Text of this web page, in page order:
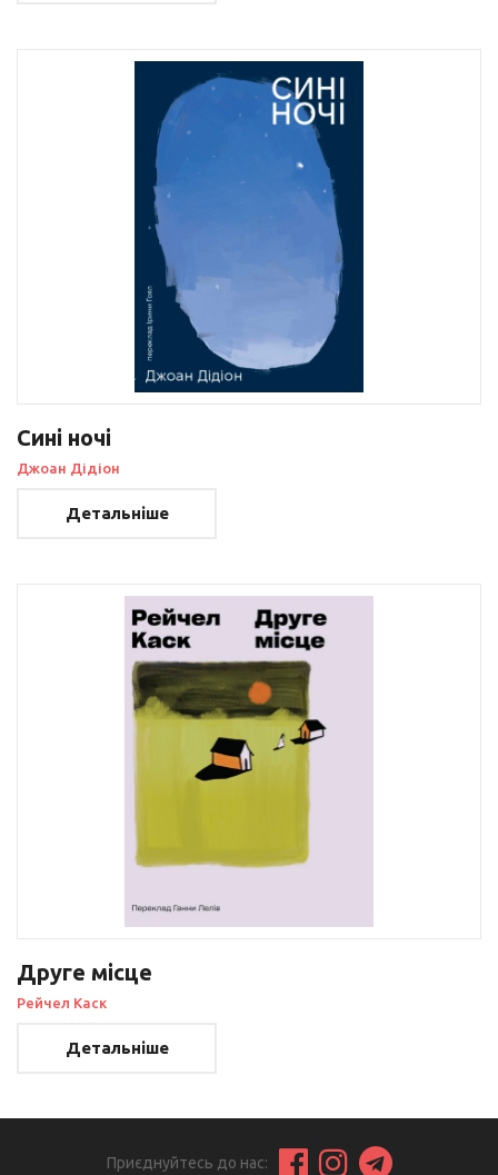
Сині ночі
Джоан Дідіон
Детальніше
Друге місце
Рейчел Каск
Детальніше
Приєднуйтесь до нас: